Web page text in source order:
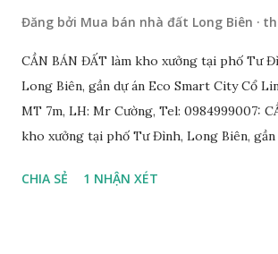
Đăng bởi Mua bán nhà đất Long Biên
CẦN BÁN ĐẤT làm kho xưởng tại phố Tư
Long Biên, gần dự án Eco Smart City Cổ
MT 7m, LH: Mr Cường, Tel: 0984999007:
kho xưởng tại phố Tư Đình, Long Biên, gần
nằm trên mặt ngõ thông, đường rộng 8m,
CHIA SẺ 1 NHẬN XÉT